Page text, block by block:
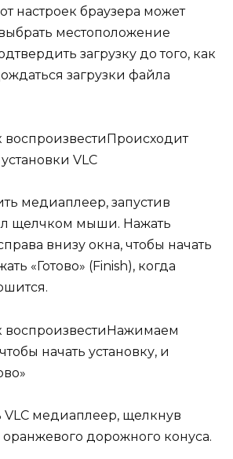
настроек браузера может
местоположение
загрузку до того, как
загрузки файла
Происходит
VLC
медиаплеер, запустив
щелчком мыши. Нажать
внизу окна, чтобы начать
«Готово» (Finish), когда
Нажимаем
начать установку, и
VLC медиаплеер, щелкнув
дорожного конуса.